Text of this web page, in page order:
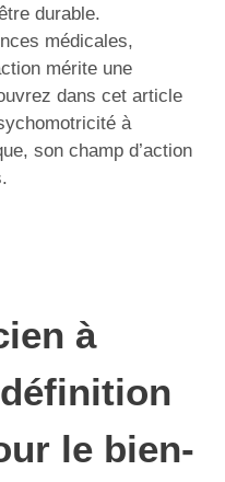
durable.
médicales,
mérite une
dans cet article
à
son champ d’action
à
le bien-